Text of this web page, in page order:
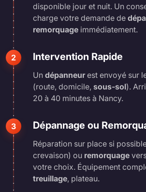
disponible jour et nuit. Un
charge votre demande de
remorquage immédiatement.
2 Intervention Rapide
Un dépanneurest envoyé sur
(route, domicile, sous-sol).
20 à 40 minutes à Nancy.
3 Dépannage ou
Réparation sur place si
crevaison) ou remorquage
votre choix. Équipement
treuillage, plateau.